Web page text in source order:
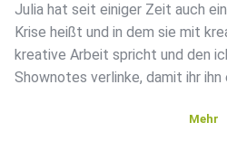
Julia hat seit einiger Zeit auch
Krise heißt und in dem sie mit
kreative Arbeit spricht und den
Shownotes verlinke, damit ihr ihn
Mehr